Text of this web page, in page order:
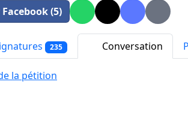
(5)
235 Conversation
la pétition